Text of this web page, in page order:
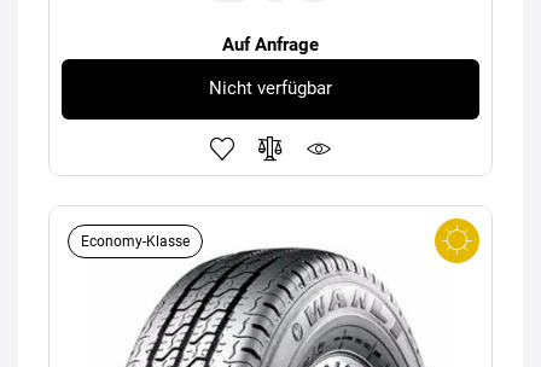
Auf Anfrage
Nicht verfügbar
Economy-Klasse